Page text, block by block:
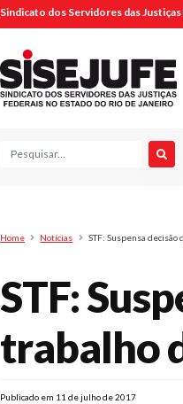
Sindicato dos Servidores das
Home Notícias STF: Suspensa
STF:
trabalho
Publicado em 11 de julho de 2017